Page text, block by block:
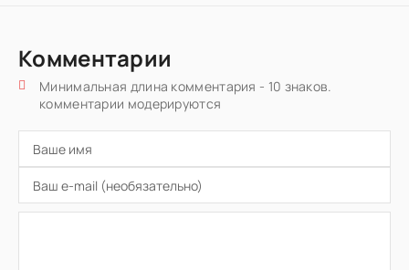
Комментарии
Минимальная длина комментария - 10 знаков.
комментарии модерируются